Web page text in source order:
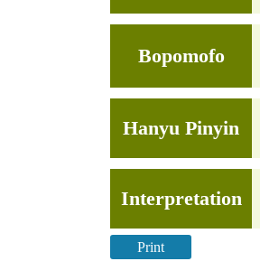
Bopomofo
Hanyu Pinyin
Interpretation
Print